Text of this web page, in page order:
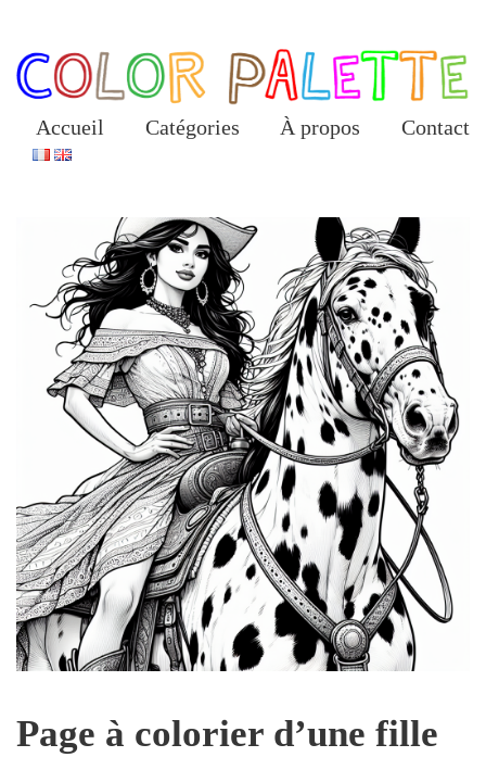
the
content
Accueil Catégories À propos Contact
Page à colorier d’une fille